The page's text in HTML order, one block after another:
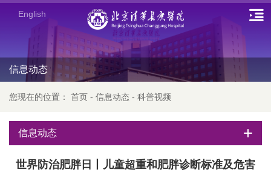
English
信息动态
您现在的位置： 首页 - 信息动态 - 科普视频
信息动态
世界防治肥胖日丨儿童超重和肥胖诊断标准及危害